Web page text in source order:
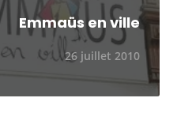
Emmaüs en ville
26 juillet 2010